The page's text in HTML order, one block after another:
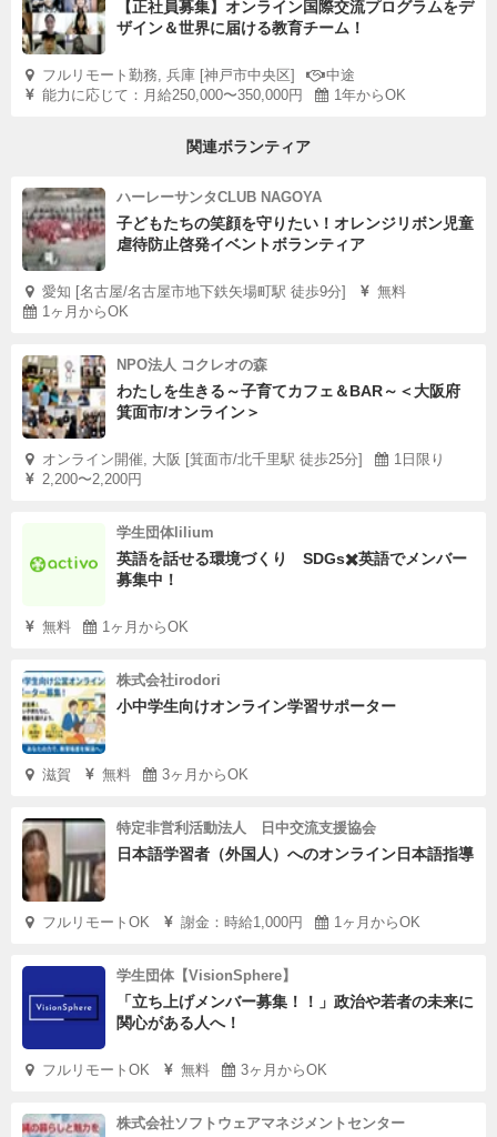
【正社員募集】オンライン国際交流プログラムをデ
ザイン＆世界に届ける教育チーム！
フルリモート勤務, 兵庫 [神戸市中央区]
中途
能力に応じて：月給250,000〜350,000円
1年からOK
関連ボランティア
ハーレーサンタCLUB NAGOYA
子どもたちの笑顔を守りたい！オレンジリボン児童
虐待防止啓発イベントボランティア
愛知 [名古屋/名古屋市地下鉄矢場町駅 徒歩9分]
無料
1ヶ月からOK
NPO法人 コクレオの森
わたしを生きる～子育てカフェ＆BAR～＜大阪府
箕面市/オンライン＞
オンライン開催, 大阪 [箕面市/北千里駅 徒歩25分]
1日限り
2,200〜2,200円
学生団体lilium
英語を話せる環境づくり SDGs✖️英語でメンバー
募集中！
無料 1ヶ月からOK
株式会社irodori
小中学生向けオンライン学習サポーター
滋賀 無料 3ヶ月からOK
特定非営利活動法人 日中交流支援協会
日本語学習者（外国人）へのオンライン日本語指導
フルリモートOK 謝金：時給1,000円 1ヶ月からOK
学生団体【VisionSphere】
「立ち上げメンバー募集！！」政治や若者の未来に
関心がある人へ！
フルリモートOK 無料 3ヶ月からOK
株式会社ソフトウェアマネジメントセンター